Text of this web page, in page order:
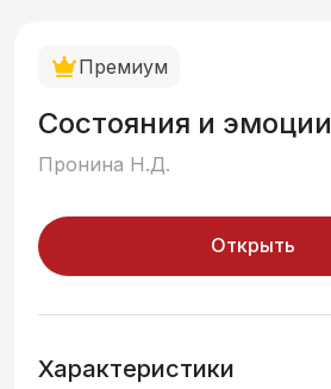
Премиум
Состояния и эмоции
Пронина Н.Д.
Открыть
Характеристики